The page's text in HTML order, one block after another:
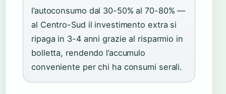
l’autoconsumo dal 30-50% al 70-80% —
al Centro-Sud il investimento extra si
ripaga in 3-4 anni grazie al risparmio in
bolletta, rendendo l’accumulo
conveniente per chi ha consumi serali.